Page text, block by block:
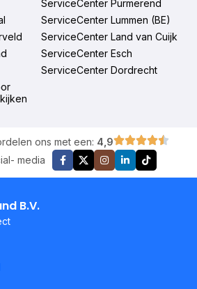
ServiceCenter Purmerend
ServiceCenter Lummen (BE)
ServiceCenter Land van Cuijk
ServiceCenter Esch
ServiceCenter Dordrecht
ons met een: 4,9
media
B.V.